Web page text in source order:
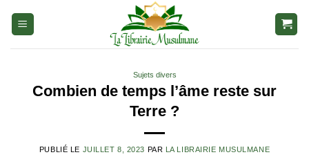
Sujets divers
Combien de temps l’âme reste sur
Terre ?
PUBLIÉ LE JUILLET 8, 2023 PAR LA LIBRAIRIE MUSULMANE